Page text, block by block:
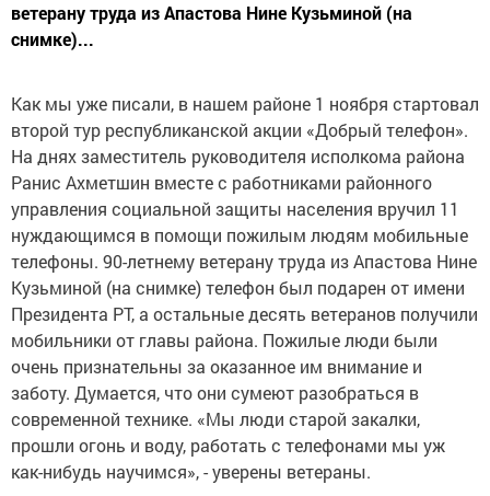
ветерану труда из Апастова Нине Кузьминой (на
снимке)...
Как мы уже писали, в нашем районе 1 ноября стартовал
второй тур республиканской акции «Добрый телефон».
На днях заместитель руководителя исполкома района
Ранис Ахметшин вместе с работниками районного
управления социальной защиты населения вручил 11
нуждающимся в помощи пожилым людям мобильные
телефоны. 90-летнему ветерану труда из Апастова Нине
Кузьминой (на снимке) телефон был подарен от имени
Президента РТ, а остальные десять ветеранов получили
мобильники от главы района. Пожилые люди были
очень признательны за оказанное им внимание и
заботу. Думается, что они сумеют разобраться в
современной технике. «Мы люди старой закалки,
прошли огонь и воду, работать с телефонами мы уж
как-нибудь научимся», - уверены ветераны.